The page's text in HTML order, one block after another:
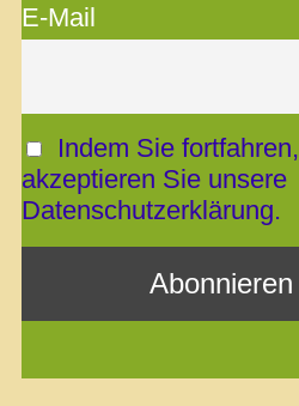
E-Mail
Indem Sie fortfahren,
akzeptieren Sie unsere
Datenschutzerklärung.